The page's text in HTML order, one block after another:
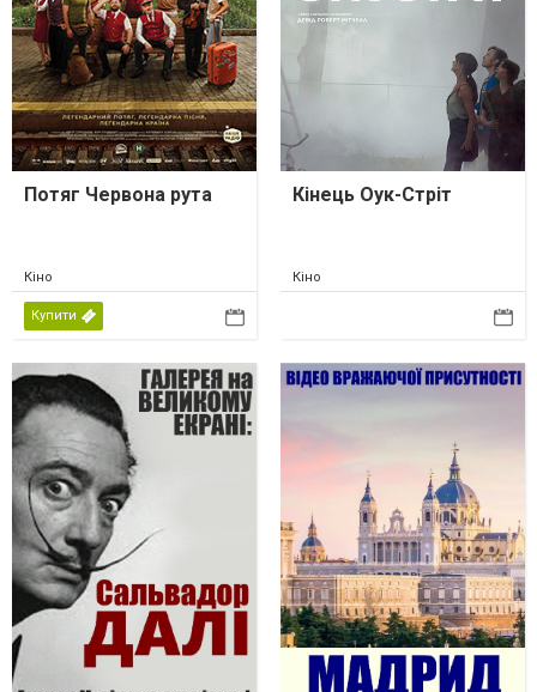
Потяг Червона рута
Кіно
Купити
Кінець Оук-Стріт
Кіно